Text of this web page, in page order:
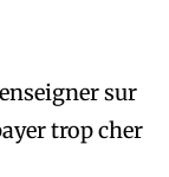
sur
trop cher